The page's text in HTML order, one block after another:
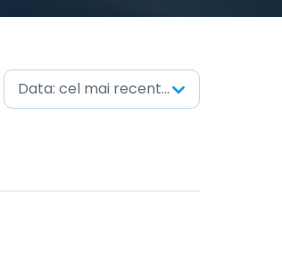
Data: cel mai recent mai întâi